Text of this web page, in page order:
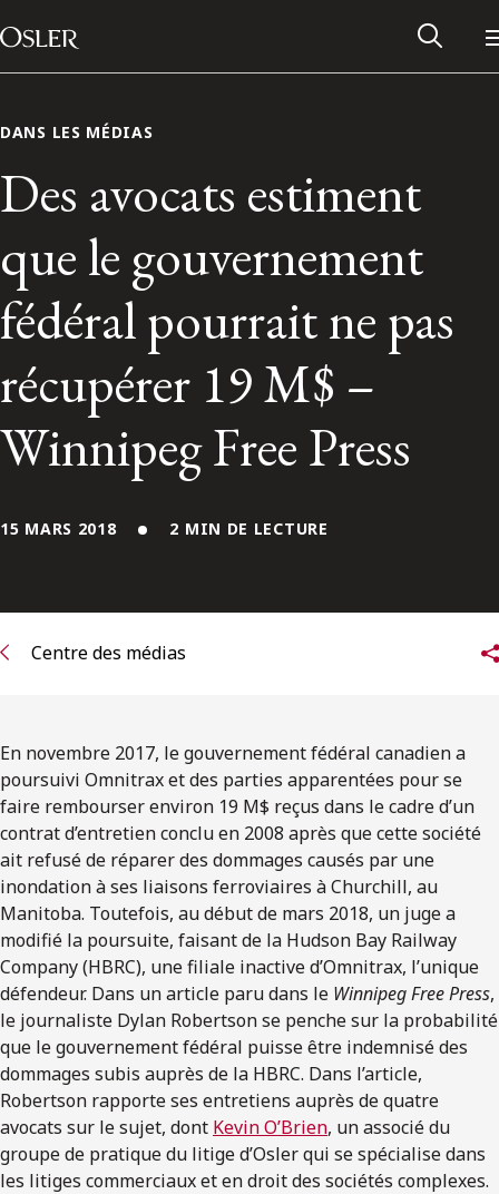
Passer au contenu
Main Navigation
Réseau des anciens d’Osler
Contactez-nous
S’abonner
DANS LES MÉDIAS
Des avocats estiment
que le gouvernement
fédéral pourrait ne pas
récupérer 19 M$ –
Winnipeg Free Press
15 MARS 2018 2 MIN DE LECTURE
Centre des médias
En novembre 2017, le gouvernement fédéral canadien a
poursuivi Omnitrax et des parties apparentées pour se
faire rembourser environ 19 M$ reçus dans le cadre d’un
contrat d’entretien conclu en 2008 après que cette société
ait refusé de réparer des dommages causés par une
inondation à ses liaisons ferroviaires à Churchill, au
Manitoba. Toutefois, au début de mars 2018, un juge a
modifié la poursuite, faisant de la Hudson Bay Railway
Company (HBRC), une filiale inactive d’Omnitrax, l’unique
défendeur. Dans un article paru dans le Winnipeg Free Press,
le journaliste Dylan Robertson se penche sur la probabilité
que le gouvernement fédéral puisse être indemnisé des
dommages subis auprès de la HBRC. Dans l’article,
Robertson rapporte ses entretiens auprès de quatre
avocats sur le sujet, dont Kevin O’Brien, un associé du
groupe de pratique du litige d’Osler qui se spécialise dans
les litiges commerciaux et en droit des sociétés complexes.